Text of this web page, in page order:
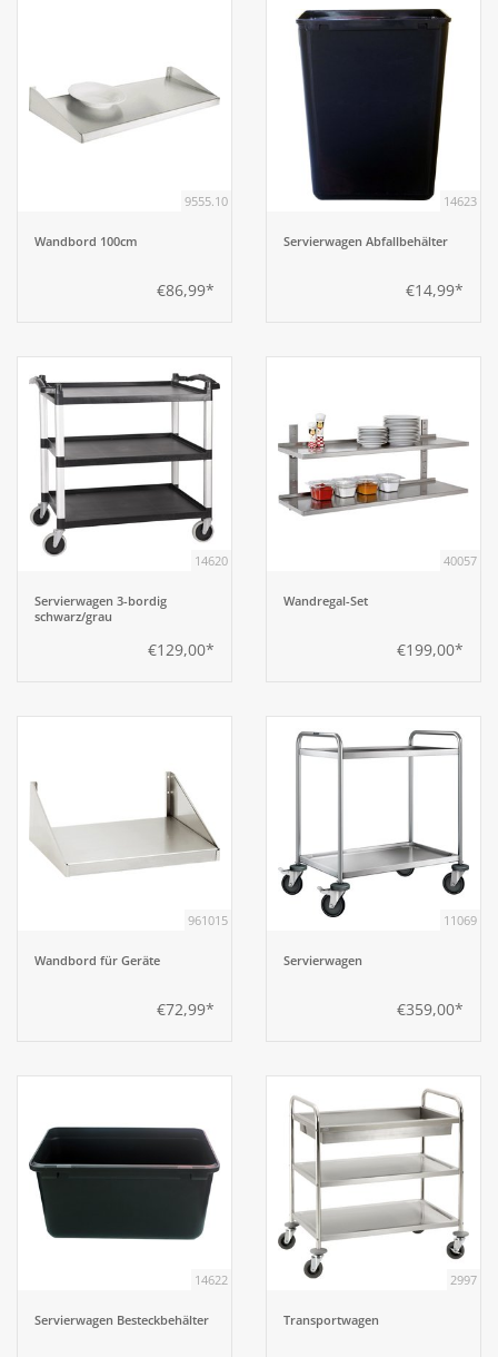
Berufsbekleidung
9555.10
Wandbord 100cm
€86,99*
14623
Servierwagen Abfallbehälter
€14,99*
14620
Servierwagen 3-bordig
schwarz/grau
€129,00*
40057
Wandregal-Set
€199,00*
961015
Wandbord für Geräte
€72,99*
11069
Servierwagen
€359,00*
14622
Servierwagen Besteckbehälter
2997
Transportwagen